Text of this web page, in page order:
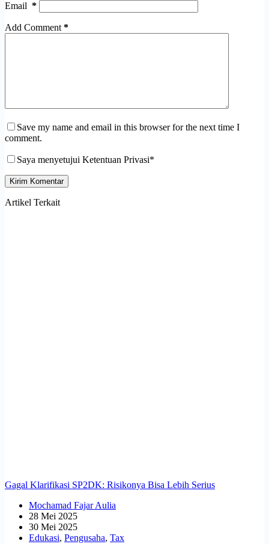
Email *
Add Comment*
Save my name and email in this browser for the next time I
comment.
Saya menyetujui Ketentuan Privasi*
Kirim Komentar
Artikel Terkait
Gagal Klarifikasi SP2DK: Risikonya Bisa Lebih Serius
Mochamad Fajar Aulia
28 Mei 2025
30 Mei 2025
Edukasi, Pengusaha, Tax